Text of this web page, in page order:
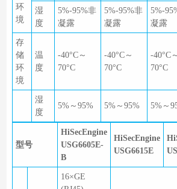
环
境
湿
度
5%-95%非
凝露
5%-95%非
凝露
5%-
凝露
存
储
环
境
温
度
-40°C～
70°C
-40°C～
70°C
-40°C～
70°C
湿
度
5%～95% 5%～95% 5%～
型号
HiSecEngine
USG6605E-
B
HiSecEngine
USG6615E
16×GE